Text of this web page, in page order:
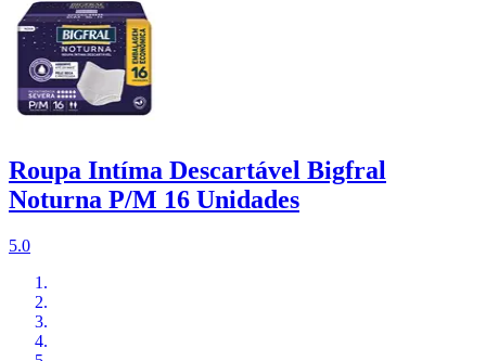
Roupa Intíma Descartável Bigfral
Noturna P/M 16 Unidades
5.0